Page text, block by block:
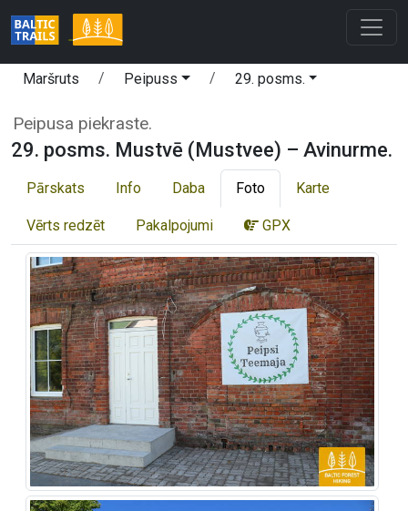
Maršruts Peipuss 29. posms.
Peipusa piekraste.
29. posms. Mustvē (Mustvee) – Avinurme.
Pārskats Info Daba Foto Karte
Vērts redzēt Pakalpojumi GPX